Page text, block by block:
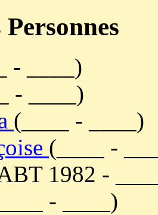
- ____)
- ____)
(____ - ____)
(____ -
1982 -
- ____)